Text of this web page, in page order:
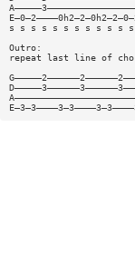
s s s s s s s s s s s
Outro:
repeat last line of